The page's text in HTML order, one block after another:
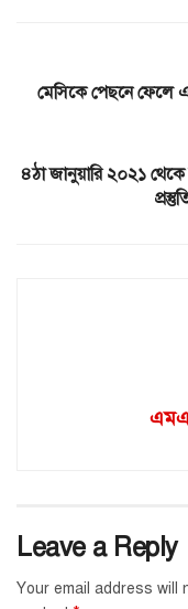
মেসিকে পেছনে ফেলে
৪ঠা জানুয়ারি ২০২১
Leave a Reply
Your email address will